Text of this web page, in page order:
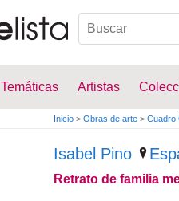
Temáticas Artistas
Inicio > Obras de arte > Cuadro
Isabel Pino
Retrato de familia